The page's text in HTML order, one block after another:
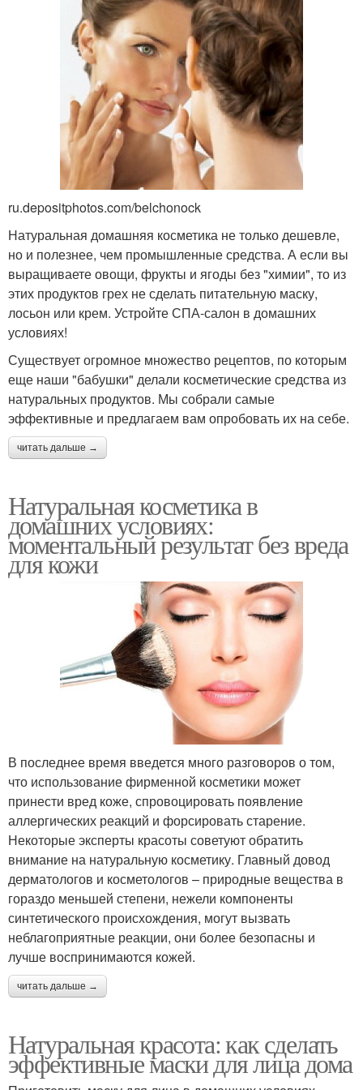
ru.depositphotos.com/belchonock
Натуральная домашняя косметика не только дешевле,
но и полезнее, чем промышленные средства. А если вы
выращиваете овощи, фрукты и ягоды без "химии", то из
этих продуктов грех не сделать питательную маску,
лосьон или крем. Устройте СПА-салон в домашних
условиях!
Существует огромное множество рецептов, по которым
еще наши "бабушки" делали косметические средства из
натуральных продуктов. Мы собрали самые
эффективные и предлагаем вам опробовать их на себе.
читать дальше →
Натуральная косметика в
домашних условиях:
моментальный результат без вреда
для кожи
В последнее время введется много разговоров о том,
что использование фирменной косметики может
принести вред коже, спровоцировать появление
аллергических реакций и форсировать старение.
Некоторые эксперты красоты советуют обратить
внимание на натуральную косметику. Главный довод
дерматологов и косметологов – природные вещества в
гораздо меньшей степени, нежели компоненты
синтетического происхождения, могут вызвать
неблагоприятные реакции, они более безопасны и
лучше воспринимаются кожей.
читать дальше →
Натуральная красота: как сделать
эффективные маски для лица дома